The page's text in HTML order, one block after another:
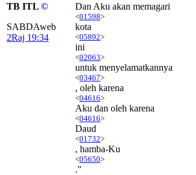
TB ITL ©
SABDAweb
2Raj 19:34
Dan Aku akan memagari
<01598>
kota
<05892>
ini
<02063>
untuk menyelamatkannya
<03467>
, oleh karena
<04616>
Aku dan oleh karena
<04616>
Daud
<01732>
, hamba-Ku
<05650>
."